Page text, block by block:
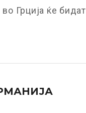
Грција ќе бидат